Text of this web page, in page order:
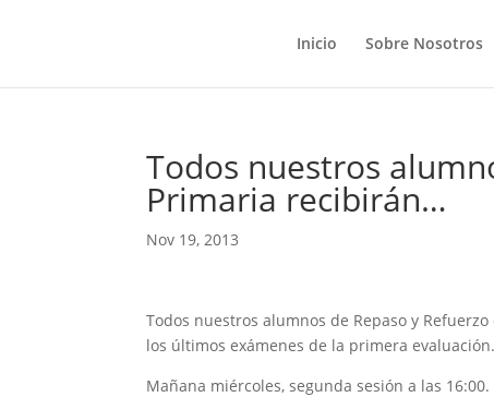
Inicio Sobre Nosotros
Todos nuestros
Primaria recibirán…
Nov 19, 2013
Todos nuestros alumnos de Repaso y
los últimos exámenes de la primera evaluación.
Mañana miércoles, segunda sesión a las 16:00.